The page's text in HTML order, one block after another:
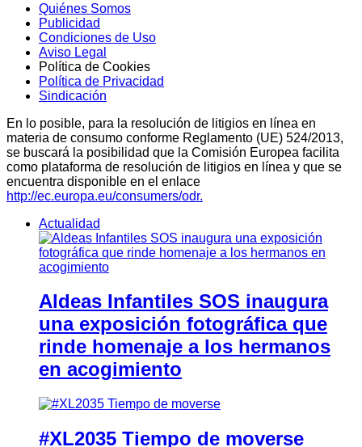
Quiénes Somos
Publicidad
Condiciones de Uso
Aviso Legal
Política de Cookies
Política de Privacidad
Sindicación
En lo posible, para la resolución de litigios en línea en
materia de consumo conforme Reglamento (UE) 524/2013,
se buscará la posibilidad que la Comisión Europea facilita
como plataforma de resolución de litigios en línea y que se
encuentra disponible en el enlace
http://ec.europa.eu/consumers/odr.
Actualidad
Aldeas Infantiles SOS inaugura
una exposición fotográfica que
rinde homenaje a los hermanos
en acogimiento
#XL2035 Tiempo de moverse